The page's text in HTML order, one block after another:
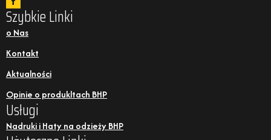
Szybkie Linki
o Nas
Kontakt
Aktualności
Opinie o produkltach BHP
Usługi
Nadruki i Haty na odzieży BHP